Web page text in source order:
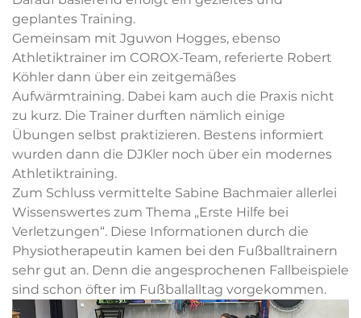
geplantes Training.
Gemeinsam mit Jguwon Hogges, ebenso
Athletiktrainer im COROX-Team, referierte Robert
Köhler dann über ein zeitgemäßes
Aufwärmtraining. Dabei kam auch die Praxis nicht
zu kurz. Die Trainer durften nämlich einige
Übungen selbst praktizieren. Bestens informiert
wurden dann die DJKler noch über ein modernes
Athletiktraining.
Zum Schluss vermittelte Sabine Bachmaier allerlei
Wissenswertes zum Thema „Erste Hilfe bei
Verletzungen“. Diese Informationen durch die
Physiotherapeutin kamen bei den Fußballtrainern
sehr gut an. Denn die angesprochenen Fallbeispiele
sind schon öfter im Fußballalltag vorgekommen.